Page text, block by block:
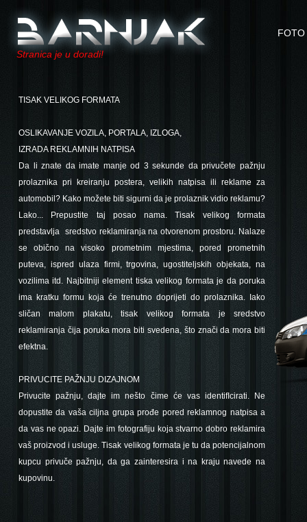
Stranica je u doradi!
TISAK VELIKOG FORMATA
OSLIKAVANJE VOZILA, PORTALA, IZLOGA,
IZRADA REKLAMNIH NATPISA
Da li znate da imate manje od 3 sekunde da privučete pažnju
prolaznika pri kreiranju postera, velikih natpisa ili reklame za
automobil? Kako možete biti sigurni da je prolaznik vidio reklamu?
Lako... Prepustite taj posao nama. Tisak velikog formata
predstavlja sredstvo reklamiranja na otvorenom prostoru. Nalaze
se obično na visoko prometnim mjestima, pored prometnih
puteva, ispred ulaza firmi, trgovina, ugostiteljskih objekata, na
vozilima itd. Najbitniji element tiska velikog formata je da poruka
ima kratku formu koja će trenutno doprijeti do prolaznika. Iako
sličan malom plakatu, tisak velikog formata je sredstvo
reklamiranja čija poruka mora biti svedena, što znači da mora biti
efektna.
PRIVUCITE PAŽNJU DIZAJNOM
Privucite pažnju, dajte im nešto čime će vas identifIcirati. Ne
dopustite da vaša ciljna grupa prođe pored reklamnog natpisa a
da vas ne opazi. Dajte im fotografiju koja stvarno dobro reklamira
vaš proizvod i usluge. Tisak velikog formata je tu da potencijalnom
kupcu privuče pažnju, da ga zainteresira i na kraju navede na
kupovinu.